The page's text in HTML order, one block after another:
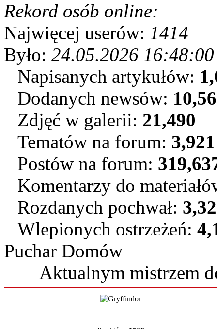
Rekord osób online:
Najwięcej userów: 1414
Było: 24.05.2026 16:48:00
Napisanych artykułów:
Dodanych newsów:
Zdjęć w galerii: 21,490
Tematów na forum: 3,921
Postów na forum:
Komentarzy do
Rozdanych pochwał:
Wlepionych ostrzeżeń:
Puchar Domów
Aktualnym mistrzem